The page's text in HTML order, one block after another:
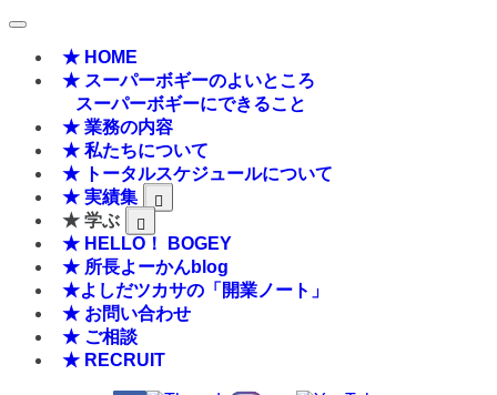
★ HOME
★ スーパーボギーのよいところ
スーパーボギーにできること
★ 業務の内容
★ 私たちについて
★ トータルスケジュールについて
★ 実績集
★ 学ぶ
★ HELLO！ BOGEY
★ 所長よーかんblog
★よしだツカサの「開業ノート」
★ お問い合わせ
★ ご相談
★ RECRUIT